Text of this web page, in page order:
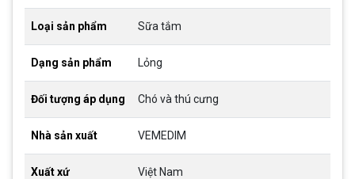
Loại sản phẩm Sữa tắm
Dạng sản phẩm Lỏng
Đối tượng áp dụng Chó và thú cưng
Nhà sản xuất VEMEDIM
Xuất xứ Việt Nam